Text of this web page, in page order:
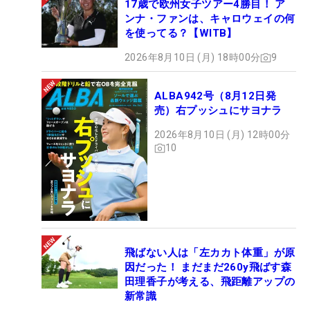
17歳で欧州女子ツアー4勝目！ ア
ンナ・ファンは、キャロウェイの何
を使ってる？【WITB】
2026年8月10日 (月) 18時00分 9
ALBA942号（8月12日発
売）右プッシュにサヨナラ
2026年8月10日 (月) 12時00分
10
飛ばない人は「左カカト体重」が原
因だった！ まだまだ260y飛ばす森
田理香子が考える、飛距離アップの
新常識